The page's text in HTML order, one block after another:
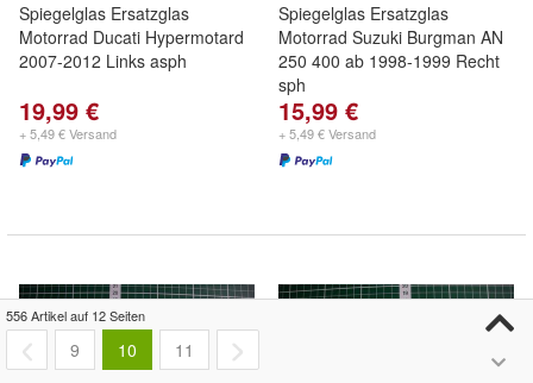
Spiegelglas Ersatzglas
Motorrad Ducati Hypermotard
2007-2012 Links asph
19,99 €
+ 5,49 € Versand
Spiegelglas Ersatzglas
Motorrad Suzuki Burgman AN
250 400 ab 1998-1999 Recht
sph
15,99 €
+ 5,49 € Versand
556 Artikel auf 12 Seiten
9 10 11